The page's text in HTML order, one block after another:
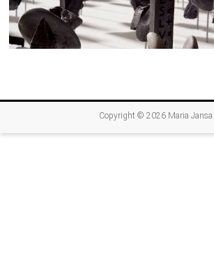
Copyright © 2026 Maria Jansa